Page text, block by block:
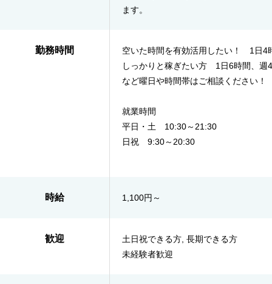
ます。
勤務時間
空いた時間を有効活用したい！ 1日
しっかりと稼ぎたい方 1日6時間、週
など曜日や時間帯はご相談ください！
就業時間
平日・土 10:30～21:30
日祝 9:30～20:30
時給 1,100円～
歓迎
土日祝できる方, 長期できる方
未経験者歓迎